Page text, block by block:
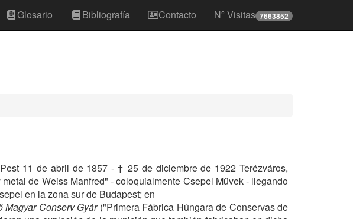
Glosario Bibliografía Contacto Nº Visitas 7663852
11 de abril de 1857 - † 25 de diciembre de 1922 Terézváros,
de Weiss Manfred" - coloquialmente Csepel Művek - llegando
en la zona sur de Budapest; en
Magyar Conserv Gyár("Primera Fábrica Húngara de Conservas de